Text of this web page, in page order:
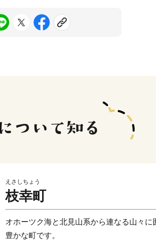
えさしちょう
枝幸町
オホーツク海と北見山系から連なる山々に
豊かな町です。